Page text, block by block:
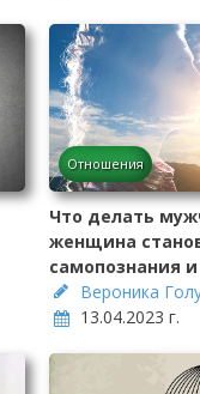
Отношения
Что делать
женщина
самопознания
Вероника
13.04.2023 г.